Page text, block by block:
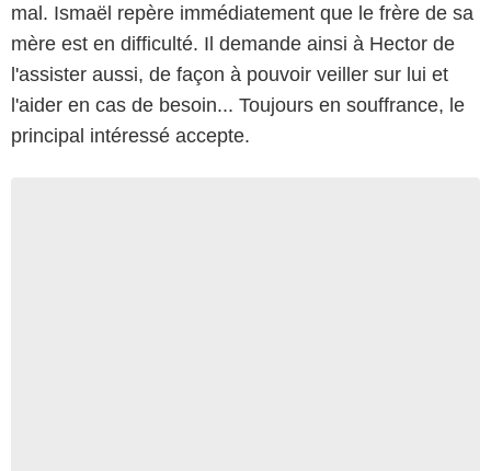
mal. Ismaël repère immédiatement que le frère de sa
mère est en difficulté. Il demande ainsi à Hector de
l'assister aussi, de façon à pouvoir veiller sur lui et
l'aider en cas de besoin... Toujours en souffrance, le
principal intéressé accepte.